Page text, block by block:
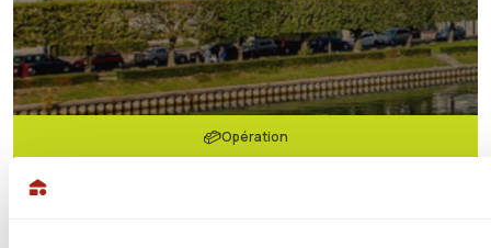
Opération
Le Cube